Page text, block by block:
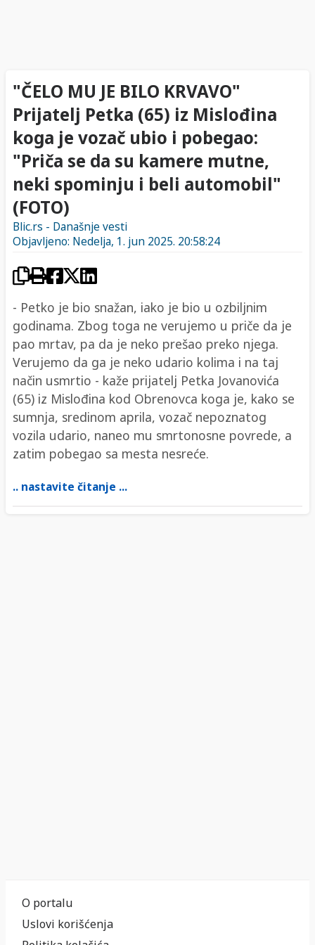
"ČELO MU JE BILO KRVAVO"
Prijatelj Petka (65) iz Mislođina
koga je vozač ubio i pobegao:
"Priča se da su kamere mutne,
neki spominju i beli automobil"
(FOTO)
Blic.rs - Današnje vesti
Objavljeno: Nedelja, 1. jun 2025. 20:58:24
- Petko je bio snažan, iako je bio u ozbiljnim
godinama. Zbog toga ne verujemo u priče da je
pao mrtav, pa da je neko prešao preko njega.
Verujemo da ga je neko udario kolima i na taj
način usmrtio - kaže prijatelj Petka Jovanovića
(65) iz Mislođina kod Obrenovca koga je, kako se
sumnja, sredinom aprila, vozač nepoznatog
vozila udario, naneo mu smrtonosne povrede, a
zatim pobegao sa mesta nesreće.
.. nastavite čitanje ...
O portalu
Uslovi korišćenja